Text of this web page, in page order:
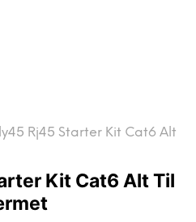
Rj45 Starter Kit Cat6 Alt
Kit Cat6 Alt Til